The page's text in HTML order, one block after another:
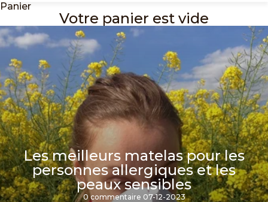
Panier
Votre panier est vide
Les meilleurs matelas pour les
personnes allergiques et les
peaux sensibles
0 commentaire 07-12-2023